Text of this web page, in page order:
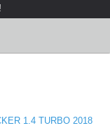
1.4 TURBO 2018